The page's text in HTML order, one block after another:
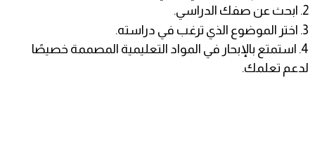
2. ابحث عن صفك الدراسي.
3. اختر الموضوع الذي ترغب في دراسته.
4. استمتع بالإبحار في المواد التعليمية المصممة خصيصًا
لدعم تعلمك.